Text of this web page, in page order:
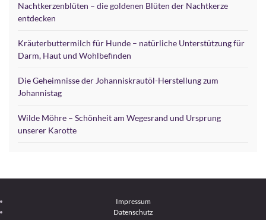
Nachtkerzenblüten – die goldenen Blüten der Nachtkerze
entdecken
Kräuterbuttermilch für Hunde – natürliche Unterstützung für
Darm, Haut und Wohlbefinden
Die Geheimnisse der Johanniskrautöl-Herstellung zum
Johannistag
Wilde Möhre – Schönheit am Wegesrand und Ursprung
unserer Karotte
Impressum
Datenschutz